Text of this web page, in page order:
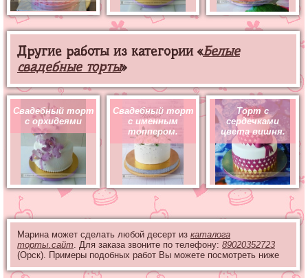
Другие работы из категории «Белые
свадебные торты»
Свадебный торт
с орхидеями
Свадебный торт
с именным
топпером.
Торт с
сердечками
цвета вишня.
Марина может сделать любой десерт из каталога
торты.сайт . Для заказа звоните по телефону: 89020352723
(Орск). Примеры подобных работ Вы можете посмотреть ниже